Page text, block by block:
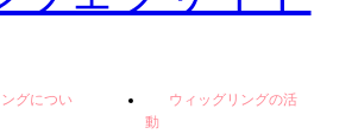
グについ
ウィッグリングの活
動